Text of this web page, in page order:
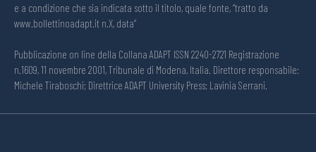
e a condizione che sia indicata sotto il titolo, quale fonte, “tratto da
www.bollettinoadapt.it n.X, data“
Pubblicazione on line della Collana ADAPT ISSN 2240-2721 Registrazione
n.1609, 11 novembre 2001, Tribunale di Modena, Italia. Direttore responsabile:
Michele Tiraboschi; Direttrice ADAPT University Press: Lavinia Serrani.